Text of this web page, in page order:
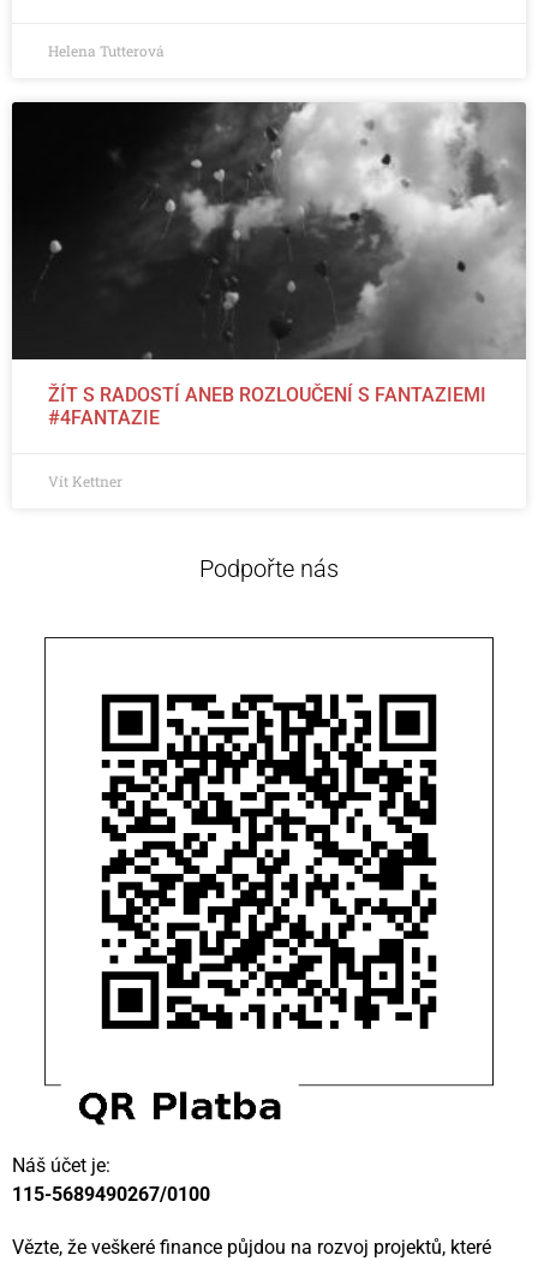
Helena Tutterová
ŽÍT S RADOSTÍ ANEB ROZLOUČENÍ S FANTAZIEMI
#4FANTAZIE
Vít Kettner
Podpořte nás
Náš účet je:
115-5689490267/0100
Vězte, že veškeré finance půjdou na rozvoj projektů, které